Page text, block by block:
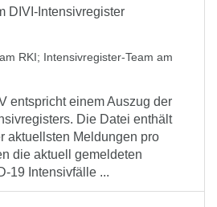
DIVI-Intensivregister
RKI; Intensivregister-Team am
entspricht einem Auszug der
Die Datei enthält
aktuellsten Meldungen pro
die aktuell gemeldeten
19 Intensivfälle ...